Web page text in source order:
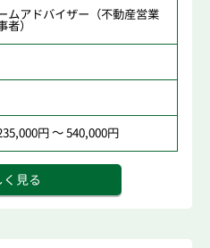
ムアドバイザー（不動産営業
）
円 ～ 540,000円
見る